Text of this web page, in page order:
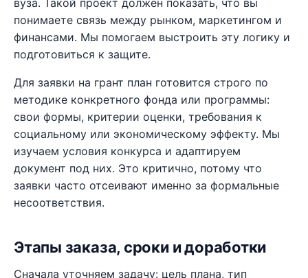
понимаете связь между рынком, маркетингом и
финансами. Мы помогаем выстроить эту логику и
подготовиться к защите.
Для заявки на грант план готовится строго по
методике конкретного фонда или программы:
свои формы, критерии оценки, требования к
социальному или экономическому эффекту. Мы
изучаем условия конкурса и адаптируем
документ под них. Это критично, потому что
заявки часто отсеивают именно за формальные
несоответствия.
Этапы заказа, сроки и доработки
Сначала уточняем задачу: цель плана, тип